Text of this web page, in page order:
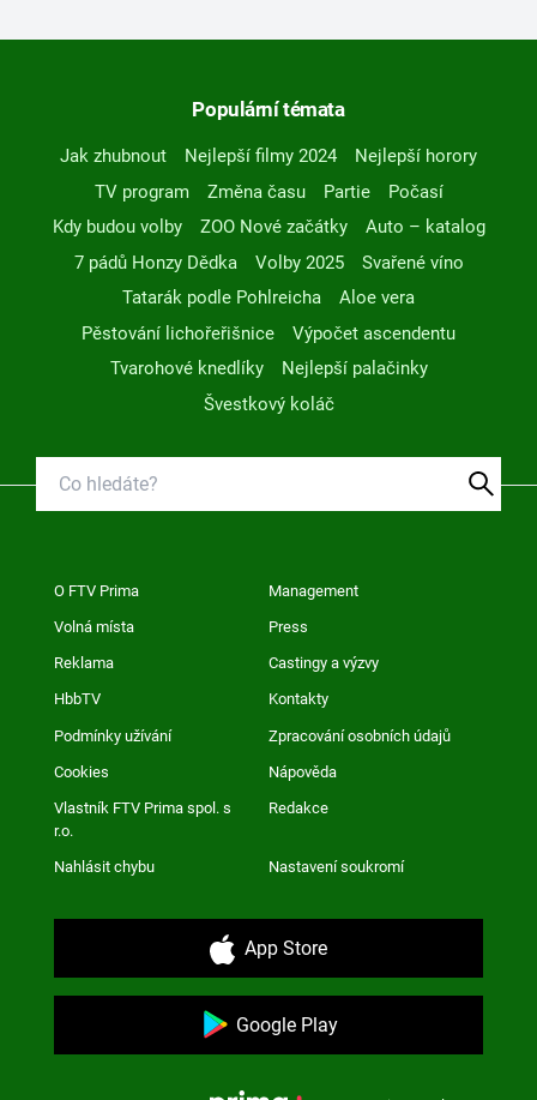
Populární témata
Jak zhubnout Nejlepší filmy 2024
Nejlepší horory
TV program
Změna času Partie
Počasí
Kdy budou volby
ZOO Nové začátky
Auto – katalog
7 pádů Honzy Dědka
Volby 2025
Svařené víno
Tatarák podle Pohlreicha
Aloe vera
Pěstování lichořeřišnice
Výpočet ascendentu
Tvarohové knedlíky
Nejlepší palačinky
Švestkový koláč
O FTV Prima Management
Volná místa Press
Reklama Castingy a výzvy
HbbTV Kontakty
Podmínky užívání Zpracování osobních údajů
Cookies Nápověda
Vlastník FTV Prima spol. s
r.o.
Redakce
Nahlásit chybu Nastavení soukromí
App Store
Google Play